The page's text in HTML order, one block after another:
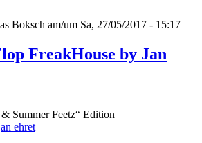
Boksch am/um Sa, 27/05/2017 - 15:17
FreakHouse by Jan
Summer Feetz“ Edition